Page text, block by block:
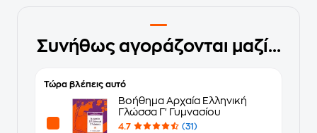
Συνήθως αγοράζονται μαζί...
Τώρα βλέπεις αυτό
Βοήθημα Αρχαία Ελληνική
Γλώσσα Γ' Γυμνασίου
4.7
(31)